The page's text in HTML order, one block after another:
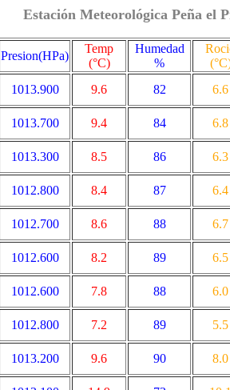
Estación Meteorológica Peña el
Presion(HPa)
Temp
(°C)
Humedad
%
1013.900 9.6 82
6.6
1013.700 9.4 84
6.8
1013.300 8.5 86
6.3
1012.800 8.4 87
6.4
1012.700 8.6 88
6.7
1012.600 8.2 89
6.5
1012.600 7.8 88
6.0
1012.800 7.2 89
5.5
1013.200 9.6 90
8.0